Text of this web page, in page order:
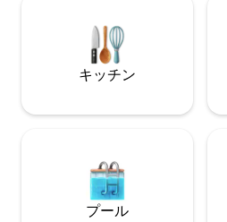
在、平日または週末の滞在をお迎
キッチン
プール